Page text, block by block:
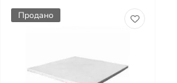
Продано